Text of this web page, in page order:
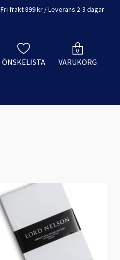
Fri frakt 899 kr / Leverans 2-3 dagar
ÖNSKELISTA
0
VARUKORG